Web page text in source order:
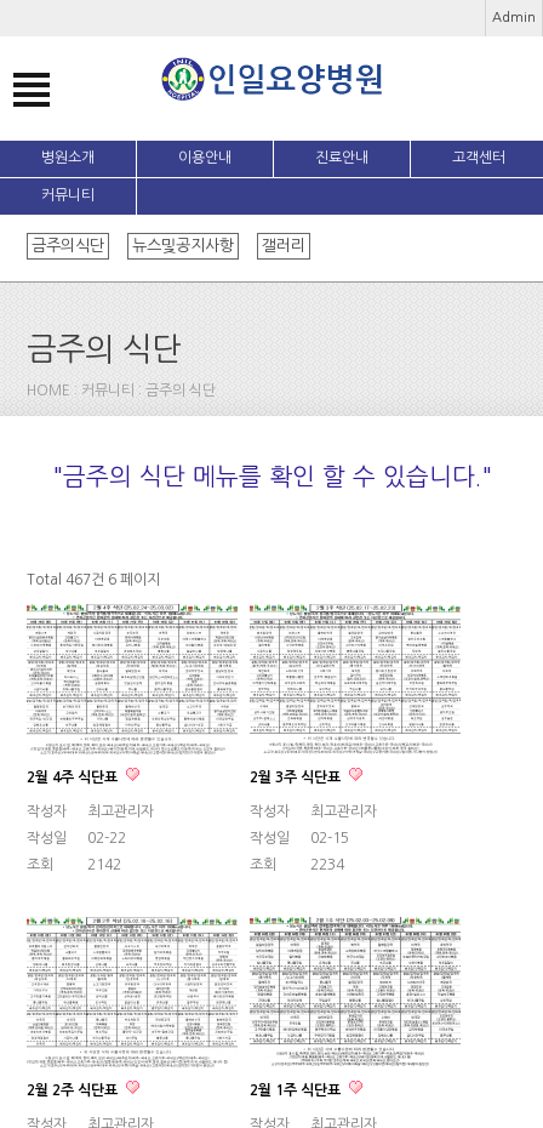
Admin
병원소개 이용안내 진료안내 고객센터
커뮤니티
금주의식단 뉴스및공지사항 갤러리
금주의 식단
HOME : 커뮤니티 : 금주의 식단
"금주의 식단 메뉴를 확인 할 수 있습니다."
Total 467건 6 페이지
2월 4주 식단표
작성자
최고관리자
작성일
02-22
조회
2142
2월 3주 식단표
작성자
최고관리자
작성일
02-15
조회
2234
2월 2주 식단표
작성자
최고관리자
2월 1주 식단표
작성자
최고관리자